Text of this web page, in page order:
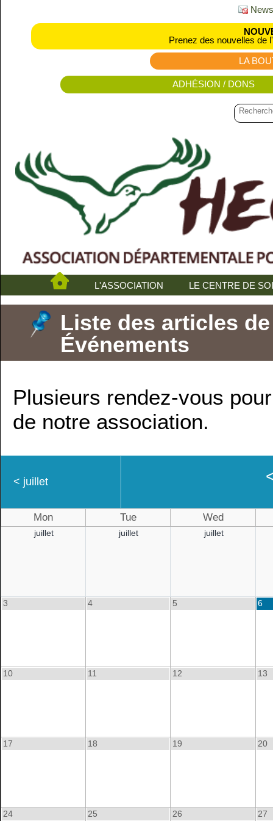
Prenez des nouvelles de
LA
ADHÉSION / DONS
L'ASSOCIATION LE CENTRE DE
Liste des articles
Événements
Plusieurs rendez-vous
de notre association.
< juillet
Mon Tue Wed
juillet juillet juillet
3 4 5 6
10 11 12 13
17 18 19 20
24 25 26 27